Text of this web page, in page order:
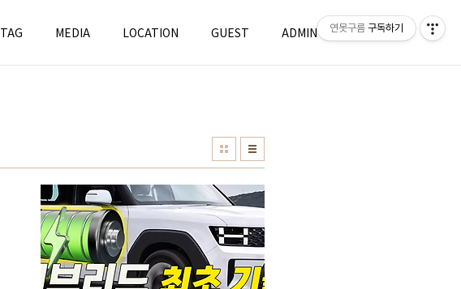
TAG MEDIA LOCATION GUEST ADMIN WRITE
연못구름 구독하기